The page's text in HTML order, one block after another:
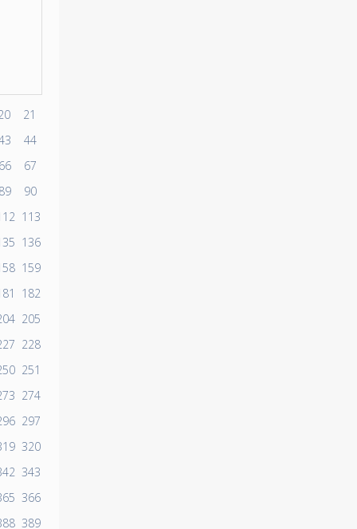
21
44
66
67
89
90
113
136
159
182
205
228
251
274
297
320
343
366
389